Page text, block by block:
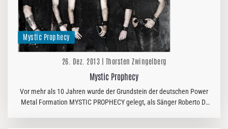
Mystic Prophecy
26. Dez. 2013 | Thorsten Zwingelberg
Mystic Prophecy
Vor mehr als 10 Jahren wurde der Grundstein der deutschen Power
Metal Formation MYSTIC PROPHECY gelegt, als Sänger Roberto D.